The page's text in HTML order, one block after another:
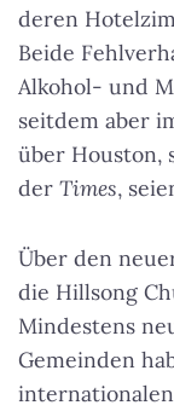
deren
Beide
Alkohol- und
seitdem aber
über Houston,
der Times,
Über den
die Hillsong
Mindestens
Gemeinden